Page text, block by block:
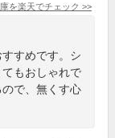
を楽天でチェック >>
すめです。シ
もおしゃれで
で、無くす心